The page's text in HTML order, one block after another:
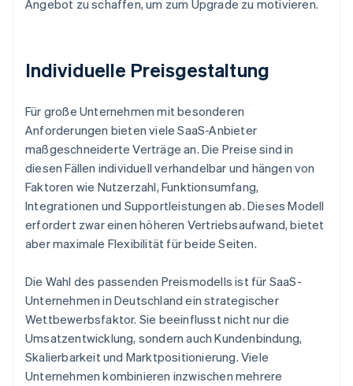
Angebot zu schaffen, um zum Upgrade zu motivieren.
Individuelle Preisgestaltung
Für große Unternehmen mit besonderen
Anforderungen bieten viele SaaS-Anbieter
maßgeschneiderte Verträge an. Die Preise sind in
diesen Fällen individuell verhandelbar und hängen von
Faktoren wie Nutzerzahl, Funktionsumfang,
Integrationen und Supportleistungen ab. Dieses Modell
erfordert zwar einen höheren Vertriebsaufwand, bietet
aber maximale Flexibilität für beide Seiten.
Die Wahl des passenden Preismodells ist für SaaS-
Unternehmen in Deutschland ein strategischer
Wettbewerbsfaktor. Sie beeinflusst nicht nur die
Umsatzentwicklung, sondern auch Kundenbindung,
Skalierbarkeit und Marktpositionierung. Viele
Unternehmen kombinieren inzwischen mehrere